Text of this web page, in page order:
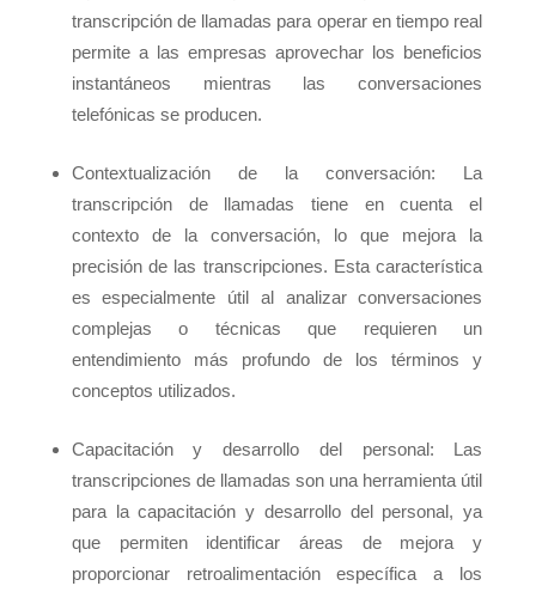
transcripción de llamadas para operar en tiempo real
permite a las empresas aprovechar los beneficios
instantáneos mientras las conversaciones
telefónicas se producen.
Contextualización de la conversación: La
transcripción de llamadas tiene en cuenta el
contexto de la conversación, lo que mejora la
precisión de las transcripciones. Esta característica
es especialmente útil al analizar conversaciones
complejas o técnicas que requieren un
entendimiento más profundo de los términos y
conceptos utilizados.
Capacitación y desarrollo del personal: Las
transcripciones de llamadas son una herramienta útil
para la capacitación y desarrollo del personal, ya
que permiten identificar áreas de mejora y
proporcionar retroalimentación específica a los